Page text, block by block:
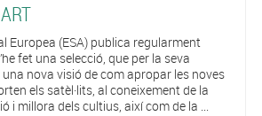
Europea (ESA) publica regularment
fet una selecció, que per la seva
nova visió de com apropar les noves
els satèl·lits, al coneixement de la
i millora dels cultius, així com de la ...